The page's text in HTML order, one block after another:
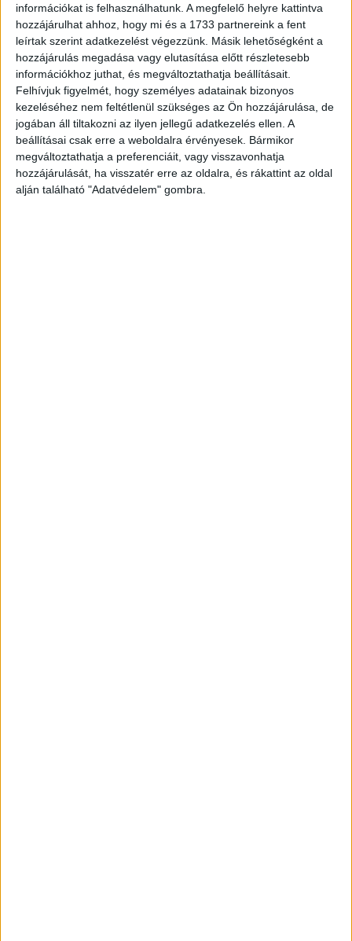
információkat is felhasználhatunk. A megfelelő helyre kattintva
hozzájárulhat ahhoz, hogy mi és a 1733 partnereink a fent
leírtak szerint adatkezelést végezzünk. Másik lehetőségként a
hozzájárulás megadása vagy elutasítása előtt részletesebb
információkhoz juthat, és megváltoztathatja beállításait.
Felhívjuk figyelmét, hogy személyes adatainak bizonyos
kezeléséhez nem feltétlenül szükséges az Ön hozzájárulása, de
jogában áll tiltakozni az ilyen jellegű adatkezelés ellen. A
beállításai csak erre a weboldalra érvényesek. Bármikor
megváltoztathatja a preferenciáit, vagy visszavonhatja
hozzájárulását, ha visszatér erre az oldalra, és rákattint az oldal
alján található "Adatvédelem" gombra.